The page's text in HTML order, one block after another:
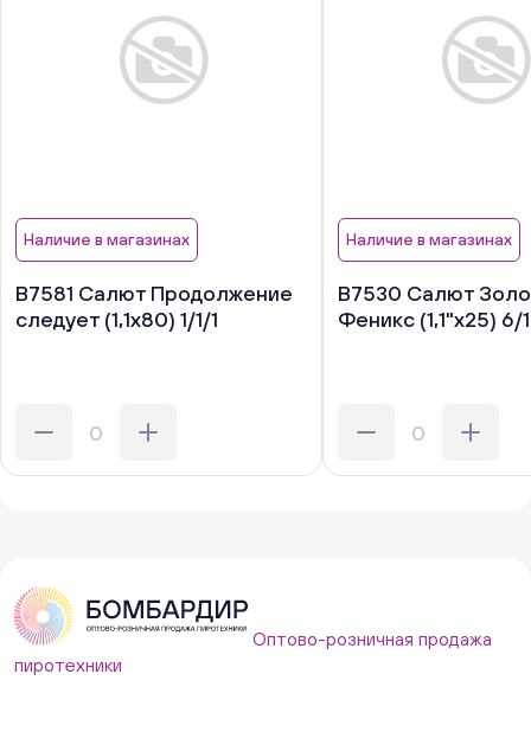
Наличие в магазинах
В7581 Салют Продолжение
следует (1,1х80) 1/1/1
Наличие в магазинах
В7530 Салют
Феникс (1,1"х25) 6/1
Оптово-розничная продажа
пиротехники